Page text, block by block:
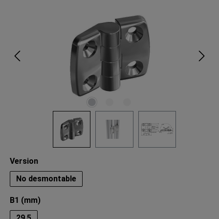
Seleccione
Version
No desmontable
Seleccione
B1 (mm)